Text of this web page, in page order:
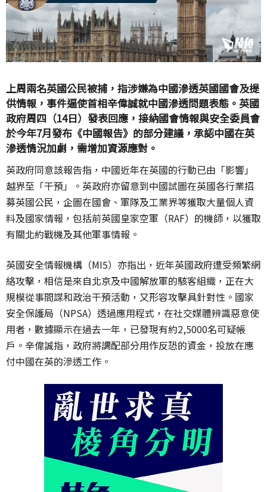
上周兩名英國公民被捕，指涉嫌為中國滲透英國國會及提
供情報，事件逼使首相辛偉誠就中國滲透問題表態。英國
政府周四（14日）發表回應，接納國會情報與安全委員會
於今年7月發布《中國報告》的部分建議，承認中國在英
滲透情況加劇，需增加資源應對。
英政府同意該報告指，中國近年在英國的行動已由「影響」
越界至「干預」。英政府亦留意到中國試圖在英國各行業招
募英國公民，企圖在國會、軍隊及工業界等獲取大量個人資
料及國家情報，包括前英國皇家空軍（RAF）的機師，以獲取
有關北約戰機及其他軍事情報。
英國安全情報機構（MI5）亦指出，近年英國政府遭受頻繁網
絡攻擊，相信是來自北京及中國解放軍的駭客組織，正在大
規模從事間諜和政治干預活動，又形容攻擊具針對性。國家
安全保護局（NPSA）透過應用程式，在社交媒體辨識惡意使
用者，數據顯示在過去一年，已發現有約2,5000名可疑帳
戶。辛偉誠指，政府將調配部分用作反恐的資金，投放在應
付中國在英的滲透工作。